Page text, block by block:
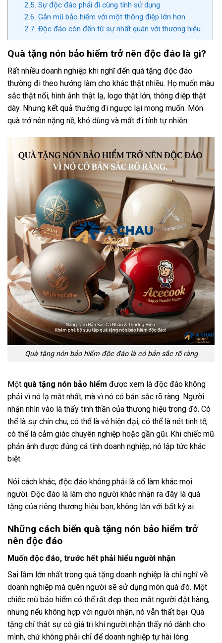
2.5. Sự độc đáo phải đi cùng tính sử dụng
2.6. Gắn mũ bảo hiểm với một thông điệp lớn hơn
2.7. Độc đáo còn đến từ sự nhất quán với thương hiệu
Quà tặng nón bảo hiểm trở nên độc đáo là gì?
Rất nhiều doanh nghiệp khi nghĩ đến quà tặng độc đáo
thường đi theo hướng làm cho khác thật nhiều. Họ muốn màu
sắc thật nổi, hình ảnh thật lạ, logo thật lớn, thông điệp thật
dày. Nhưng kết quả thường đi ngược lại mong muốn. Món
quà trở nên nặng nề, khó dùng và mất đi tính tự nhiên.
Quà tặng nón bảo hiểm độc đáo là có bản sắc rõ ràng
Một quà tặng nón bảo hiểm được xem là độc đáo không
phải vì nó lạ mắt nhất, mà vì nó có bản sắc rõ ràng. Người
nhận nhìn vào là thấy tinh thần của thương hiệu trong đó. Có
thể là sự chỉn chu, có thể là vẻ hiện đại, có thể là nét tinh tế,
có thể là cảm giác chuyên nghiệp hoặc gần gũi. Khi chiếc mũ
phản ánh được đúng cá tính doanh nghiệp, nó lập tức khác
biệt.
Nói cách khác, độc đáo không phải là cố làm khác mọi
người. Độc đáo là làm cho người khác nhận ra đây là quà
tặng của riêng thương hiệu bạn, không lẫn với bất kỳ ai.
Những cách biến quà tặng nón bảo hiểm trở
nên độc đáo
Muốn độc đáo, trước hết phải hiểu người nhận
Sai lầm lớn nhất trong quà tặng doanh nghiệp là chỉ nghĩ về
doanh nghiệp mà quên người sẽ sử dụng món quà đó. Một
chiếc mũ bảo hiểm có thể rất đẹp theo mắt người đặt hàng,
nhưng nếu không hợp với người nhận, nó vẫn thất bại. Quà
tặng chỉ thật sự có giá trị khi người nhận thấy nó dành cho
mình, chứ không phải chỉ để doanh nghiệp tự hài lòng.